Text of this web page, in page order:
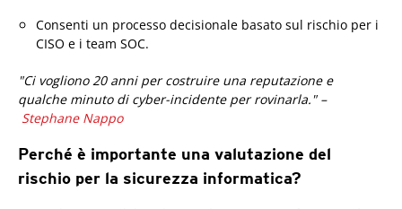
Consenti un processo decisionale basato sul rischio per i
CISO e i team SOC.
"Ci vogliono 20 anni per costruire una reputazione e
qualche minuto di cyber-incidente per rovinarla." –
Stephane Nappo
Perché è importante una valutazione del
rischio per la sicurezza informatica?